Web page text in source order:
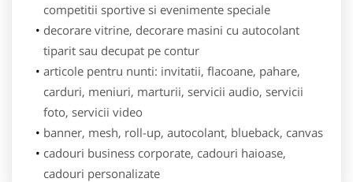
competitii sportive si evenimente speciale
decorare vitrine, decorare masini cu autocolant
tiparit sau decupat pe contur
articole pentru nunti: invitatii, flacoane, pahare,
carduri, meniuri, marturii, servicii audio, servicii
foto, servicii video
banner, mesh, roll-up, autocolant, blueback, canvas
cadouri business corporate, cadouri haioase,
cadouri personalizate